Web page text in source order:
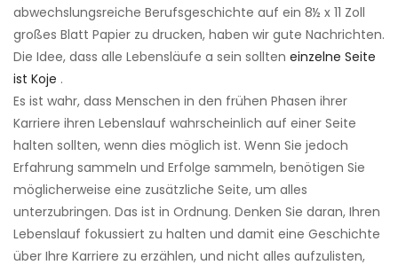
abwechslungsreiche Berufsgeschichte auf ein 8½ x 11 Zoll
großes Blatt Papier zu drucken, haben wir gute Nachrichten.
Die Idee, dass alle Lebensläufe a sein sollten einzelne Seite
ist Koje .
Es ist wahr, dass Menschen in den frühen Phasen ihrer
Karriere ihren Lebenslauf wahrscheinlich auf einer Seite
halten sollten, wenn dies möglich ist. Wenn Sie jedoch
Erfahrung sammeln und Erfolge sammeln, benötigen Sie
möglicherweise eine zusätzliche Seite, um alles
unterzubringen. Das ist in Ordnung. Denken Sie daran, Ihren
Lebenslauf fokussiert zu halten und damit eine Geschichte
über Ihre Karriere zu erzählen, und nicht alles aufzulisten,